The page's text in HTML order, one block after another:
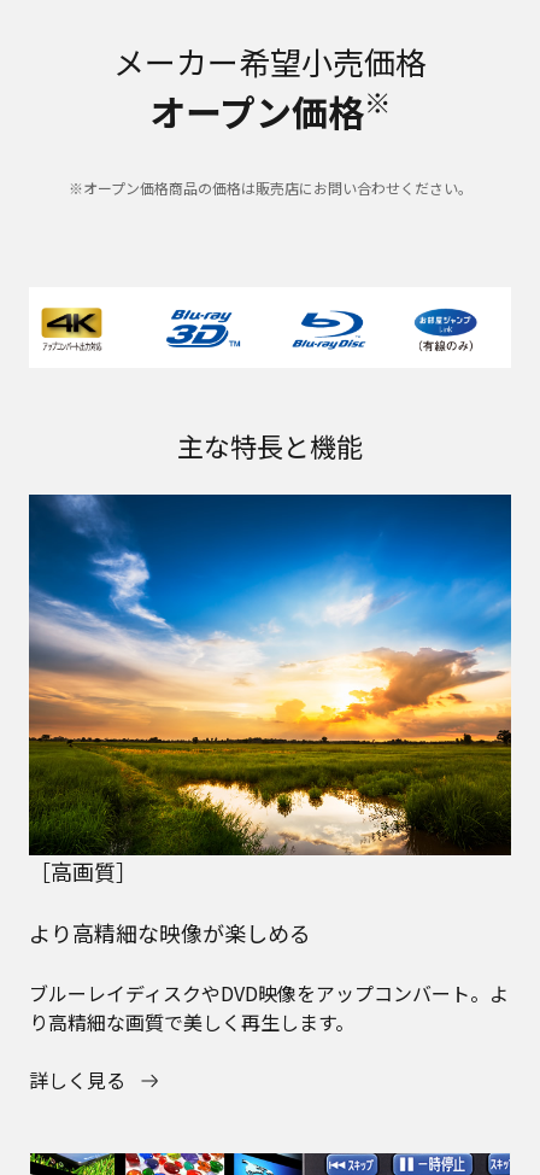
メーカー希望小売価格
オープン価格※
※オープン価格商品の価格は販売店にお問い合わせください。
主な特長と機能
［高画質］
より高精細な映像が楽しめる
ブルーレイディスクやDVD映像をアップコンバート。よ
り高精細な画質で美しく再生します。
詳しく見る